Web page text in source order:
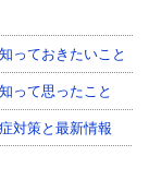
っておきたいこと
って思ったこと
対策と最新情報